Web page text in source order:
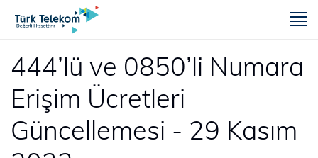
444’lü ve 0850’li Numara
Erişim Ücretleri
Güncellemesi - 29 Kasım